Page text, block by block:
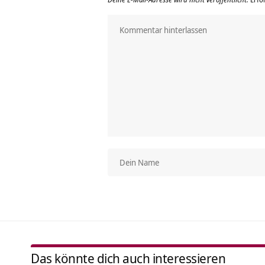
Das könnte dich auch interessieren